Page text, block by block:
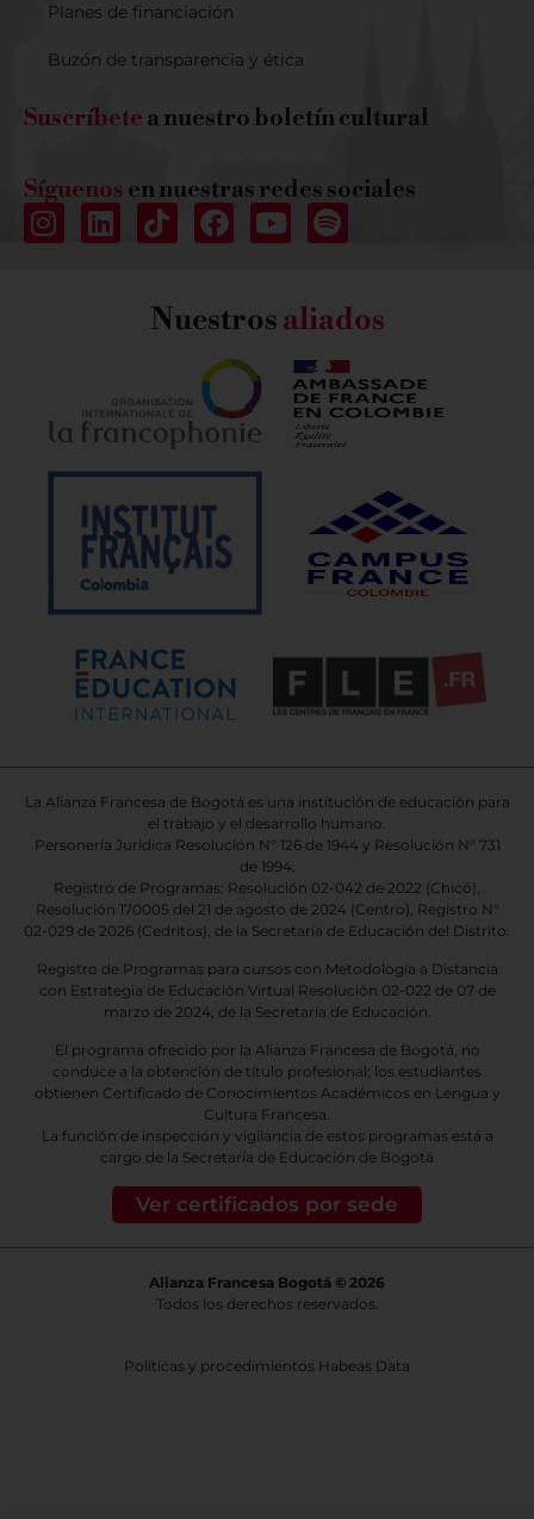
Planes de financiación
Buzón de transparencia y ética
Suscríbete a nuestro boletín cultural
Síguenos en nuestras redes sociales
Nuestrosaliados
La Alianza Francesa de Bogotá es una institución de educación para
el trabajo y el desarrollo humano.
Personería Jurídica Resolución N° 126 de 1944 y Resolución N° 731
de 1994.
Registro de Programas: Resolución 02-042 de 2022 (Chicó),
Resolución 170005 del 21 de agosto de 2024 (Centro), Registro N°
02-029 de 2026 (Cedritos), de la Secretaría de Educación del Distrito.
Registro de Programas para cursos con Metodología a Distancia
con Estrategia de Educación Virtual Resolución 02-022 de 07 de
marzo de 2024, de la Secretaría de Educación.
El programa ofrecido por la Alianza Francesa de Bogotá, no
conduce a la obtención de título profesional; los estudiantes
obtienen Certificado de Conocimientos Académicos en Lengua y
Cultura Francesa.
La función de inspección y vigilancia de estos programas está a
cargo de la Secretaría de Educación de Bogotá
Ver certificados por sede
Alianza Francesa Bogotá © 2026
Todos los derechos reservados.
Políticas y procedimientos Habeas Data